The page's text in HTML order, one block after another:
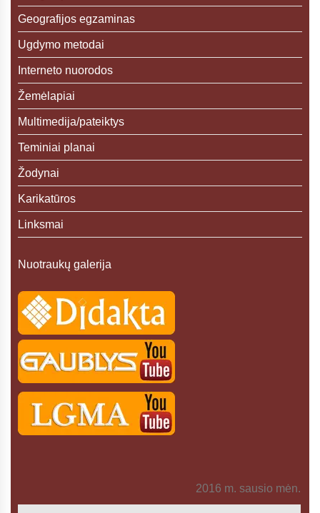
Geografijos egzaminas
Ugdymo metodai
Interneto nuorodos
Žemėlapiai
Multimedija/pateiktys
Teminiai planai
Žodynai
Karikatūros
Linksmai
Nuotraukų galerija
2016 m. sausio mėn.